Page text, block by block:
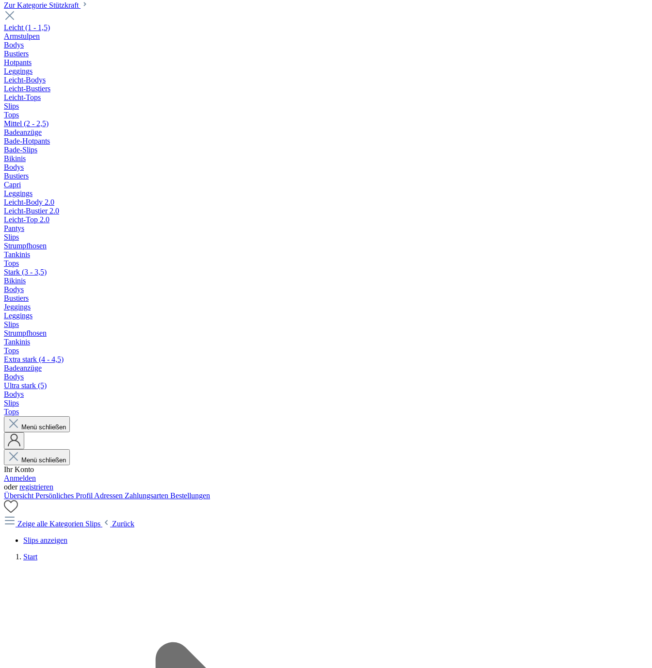
Zur Kategorie Stützkraft
Leicht (1 - 1,5)
Armstulpen
Bodys
Bustiers
Hotpants
Leggings
Leicht-Bodys
Leicht-Bustiers
Leicht-Tops
Slips
Tops
Mittel (2 - 2,5)
Badeanzüge
Bade-Hotpants
Bade-Slips
Bikinis
Bodys
Bustiers
Capri
Leggings
Leicht-Body 2.0
Leicht-Bustier 2.0
Leicht-Top 2.0
Pantys
Slips
Strumpfhosen
Tankinis
Tops
Stark (3 - 3,5)
Bikinis
Bodys
Bustiers
Jeggings
Leggings
Slips
Strumpfhosen
Tankinis
Tops
Extra stark (4 - 4,5)
Badeanzüge
Bodys
Ultra stark (5)
Bodys
Slips
Tops
Menü schließen
Menü schließen
Ihr Konto
Anmelden
oderregistrieren
Übersicht Persönliches Profil Adressen Zahlungsarten Bestellungen
Zeige alle Kategorien Slips
Zurück
Slips anzeigen
Start